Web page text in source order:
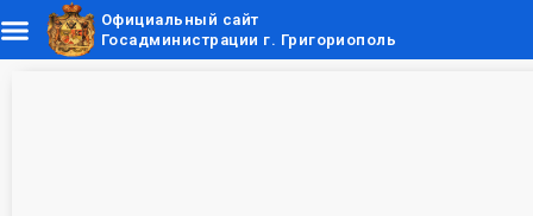
Официальный сайт
Госадминистрации г. Григориополь